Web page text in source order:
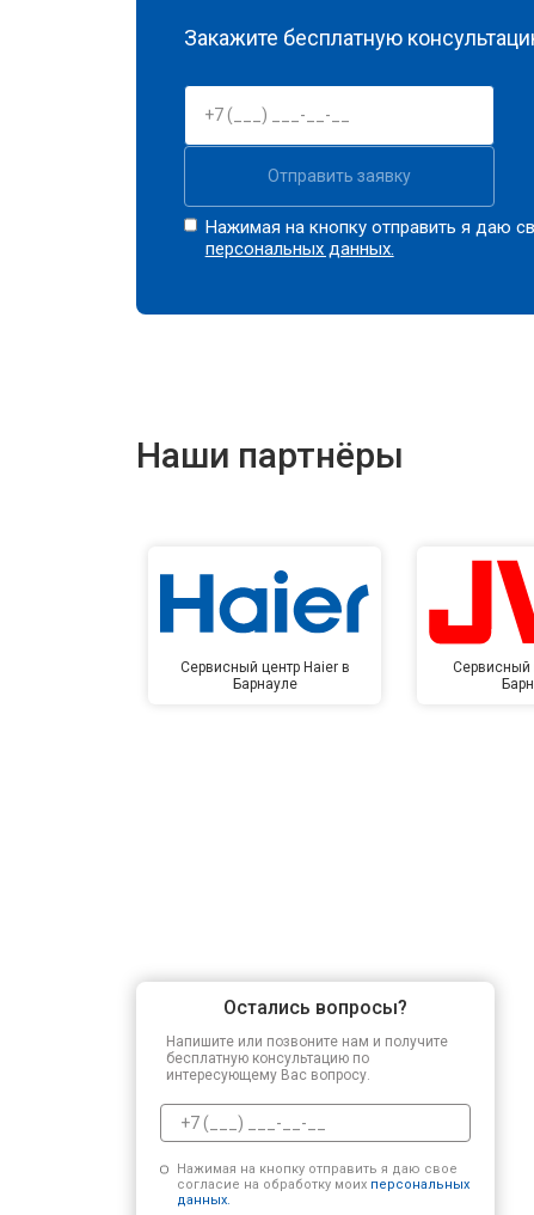
Закажите бесплатную
Отправить заявку
Нажимая на кнопку отправить я даю
персональных данных.
Наши партнёры
Сервисный центр Haier в
Барнауле
Сервисный
Остались вопросы?
Напишите или позвоните нам и получите
бесплатную консультацию по
интересующему Вас вопросу.
Нажимая на кнопку отправить я даю свое
согласие на обработку моих персональных
данных.